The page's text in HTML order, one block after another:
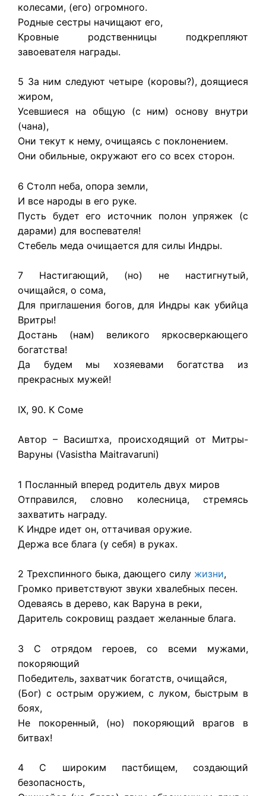
колесами, (его) огромного.
Родные сестры начищают его,
Кровные родственницы подкрепляют
завоевателя награды.
5 За ним следуют четыре (коровы?), доящиеся
жиром,
Усевшиеся на общую (с ним) основу внутри
(чана),
Они текут к нему, очищаясь с поклонением.
Они обильные, окружают его со всех сторон.
6 Столп неба, опора земли,
И все народы в его руке.
Пусть будет его источник полон упряжек (с
дарами) для воспевателя!
Стебель меда очищается для силы Индры.
7 Настигающий, (но) не настигнутый,
очищайся, о сома,
Для приглашения богов, для Индры как убийца
Вритры!
Достань (нам) великого яркосверкающего
богатства!
Да будем мы хозяевами богатства из
прекрасных мужей!
IX, 90. К Соме
Автор – Васиштха, происходящий от Митры-
Варуны (Vasistha Maitravaruni)
1 Посланный вперед родитель двух миров
Отправился, словно колесница, стремясь
захватить награду.
К Индре идет он, оттачивая оружие.
Держа все блага (у себя) в руках.
2 Трехспинного быка, дающего силу жизни,
Громко приветствуют звуки хвалебных песен.
Одеваясь в дерево, как Варуна в реки,
Даритель сокровищ раздает желанные блага.
3 С отрядом героев, со всеми мужами,
покоряющий
Победитель, захватчик богатств, очищайся,
(Бог) с острым оружием, с луком, быстрым в
боях,
Не покоренный, (но) покоряющий врагов в
битвах!
4 С широким пастбищем, создающий
безопасность,